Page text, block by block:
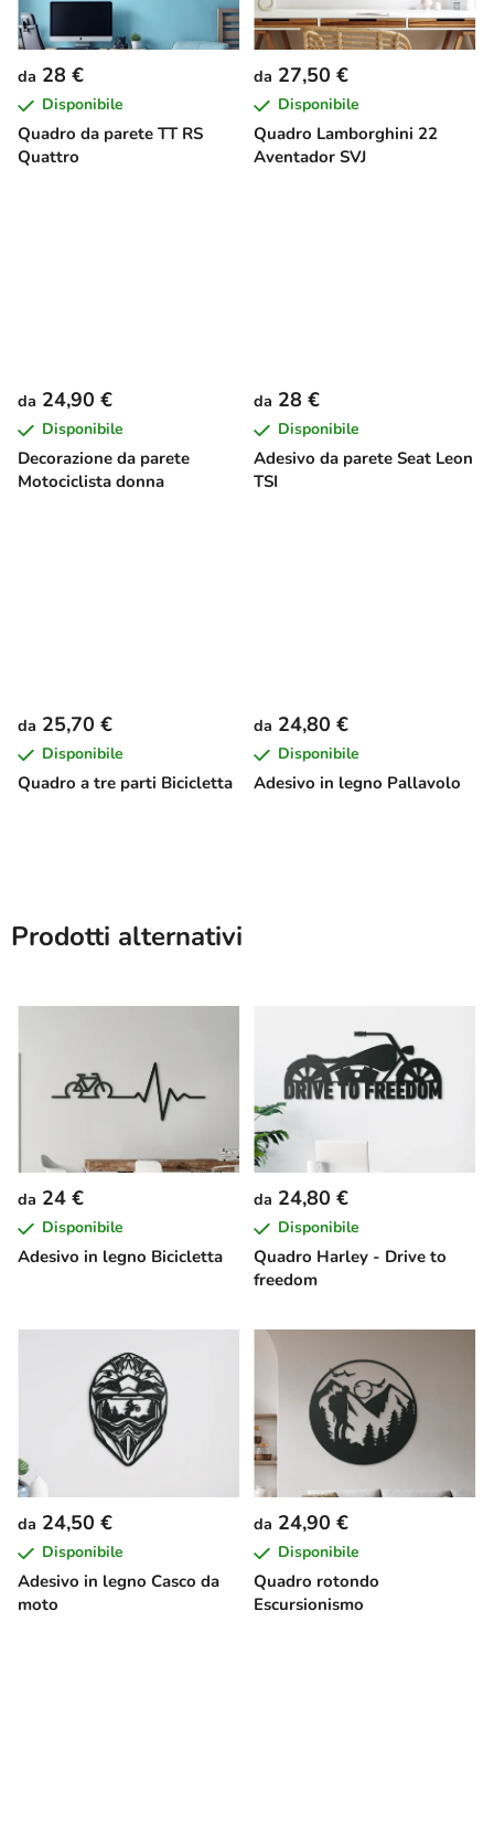
Quadro da parete TT RS
Quattro
da 28 €
Disponibile
Quadro Lamborghini 22
Aventador SVJ
da 27,50 €
Disponibile
Decorazione da parete
Motociclista donna
da 24,90 €
Disponibile
Adesivo da parete Seat Leon
TSI
da 28 €
Disponibile
Quadro a tre parti Bicicletta
da 25,70 €
Disponibile
Adesivo in legno Pallavolo
da 24,80 €
Disponibile
Prodotti alternativi
Adesivo in legno Bicicletta
da 24 €
Disponibile
Quadro Harley - Drive to
freedom
da 24,80 €
Disponibile
Adesivo in legno Casco da
moto
da 24,50 €
Disponibile
Quadro rotondo
Escursionismo
da 24,90 €
Disponibile